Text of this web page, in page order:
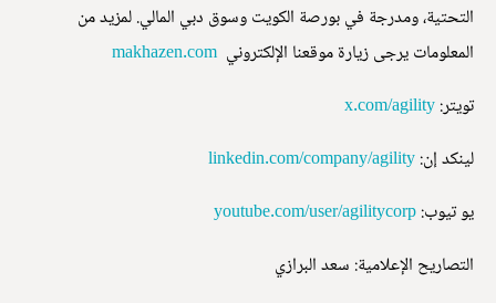
التحتية، ومدرجة في بورصة الكويت وسوق دبي المالي. لمزيد من
المعلومات يرجى زيارة موقعنا الإلكتروني makhazen.com
تويتر:x.com/agility
لينكد إن:linkedin.com/company/agility
يو تيوب:youtube.com/user/agilitycorp
التصاريح الإعلامية: سعد البرازي